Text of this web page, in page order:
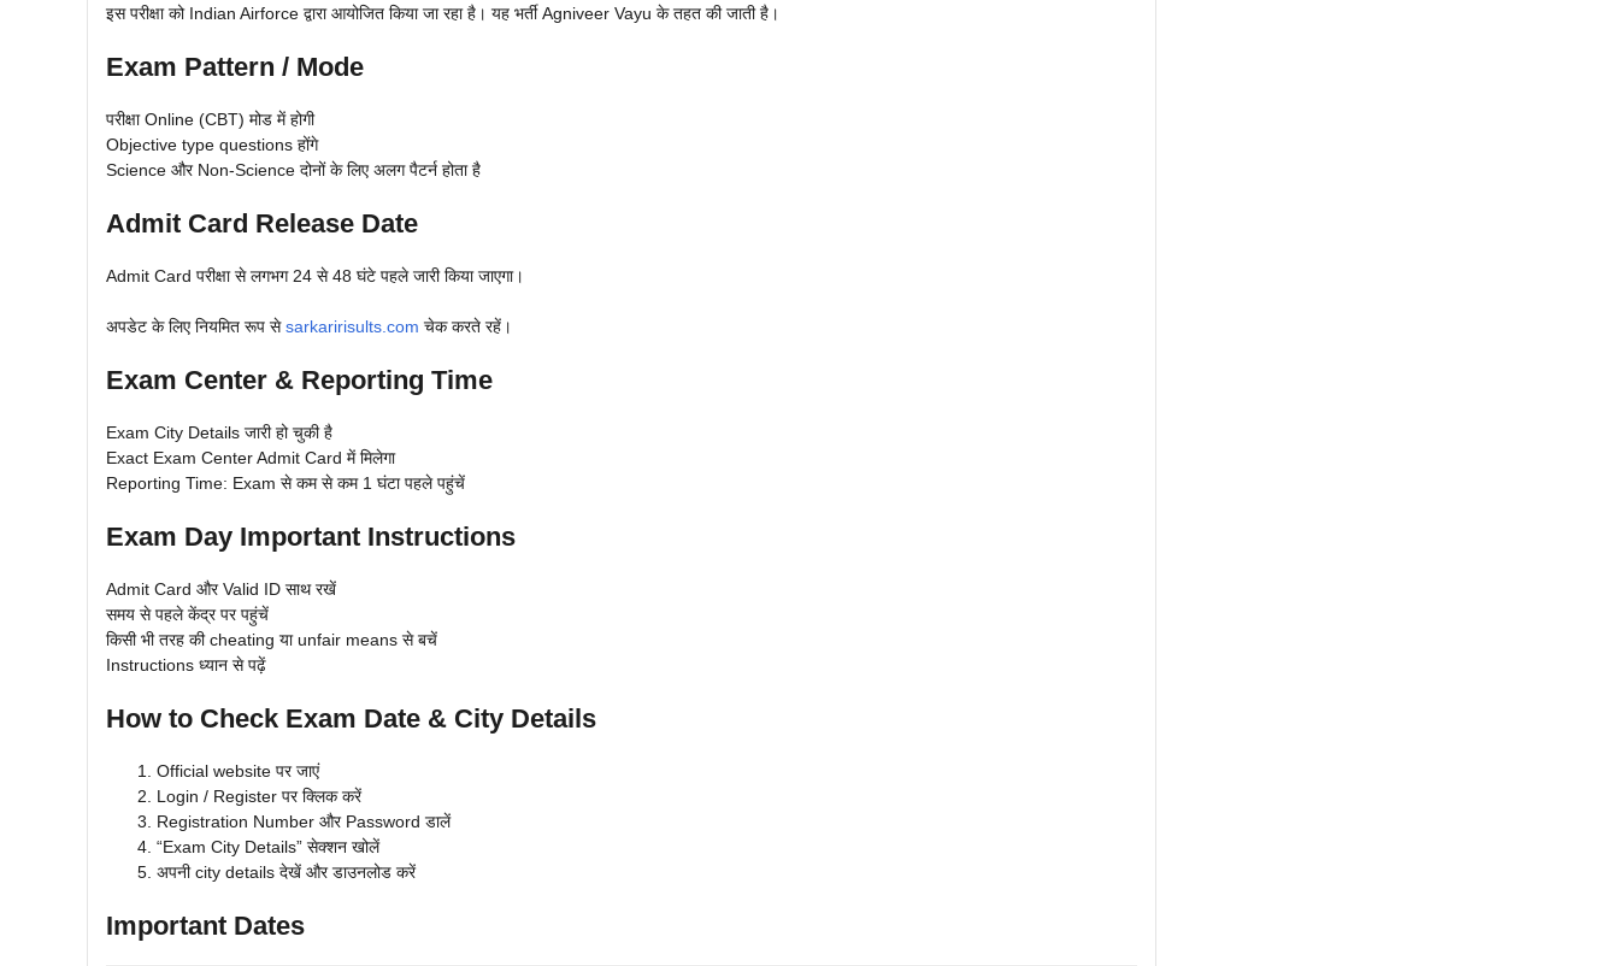
इस परीक्षा को Indian Airforce द्वारा आयोजित किया जा रहा है। यह भर्ती Agniveer Vayu के तहत की जाती है।
Exam Pattern / Mode
परीक्षा Online (CBT) मोड में होगी
Objective type questions होंगे
Science और Non-Science दोनों के लिए अलग पैटर्न होता है
Admit Card Release Date
Admit Card परीक्षा से लगभग 24 से 48 घंटे पहले जारी किया जाएगा।
अपडेट के लिए नियमित रूप सेsarkaririsults.com चेक करते रहें।
Exam Center & Reporting Time
Exam City Details जारी हो चुकी है
Exact Exam Center Admit Card में मिलेगा
Reporting Time: Exam से कम से कम 1 घंटा पहले पहुंचें
Exam Day Important Instructions
Admit Card और Valid ID साथ रखें
समय से पहले केंद्र पर पहुंचें
किसी भी तरह की cheating या unfair means से बचें
Instructions ध्यान से पढ़ें
How to Check Exam Date & City Details
Official website पर जाएं
Login / Register पर क्लिक करें
Registration Number और Password डालें
“Exam City Details” सेक्शन खोलें
अपनी city details देखें और डाउनलोड करें
Important Dates